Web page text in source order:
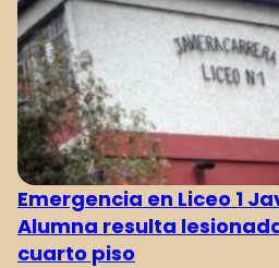
Emergencia en Liceo 1
Alumna resulta
cuarto piso